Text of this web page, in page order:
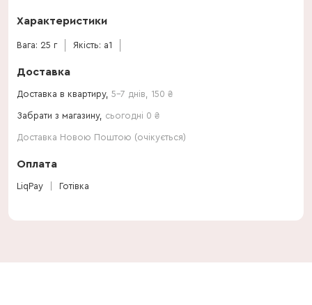
Характеристики
Вага: 25 г Якість: a1
Доставка
Доставка в квартиру, 5-7 днів 150 ₴
Забрати з магазину, сьогодні 0 ₴
Доставка Новою Поштою (очікується)
Оплата
LiqPay Готівка